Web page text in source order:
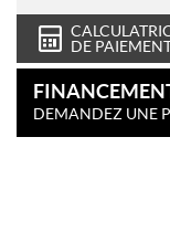
DE
DEMANDEZ UNE